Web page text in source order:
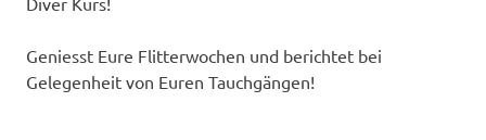
Geniesst Eure Flitterwochen und berichtet bei
Gelegenheit von Euren Tauchgängen!